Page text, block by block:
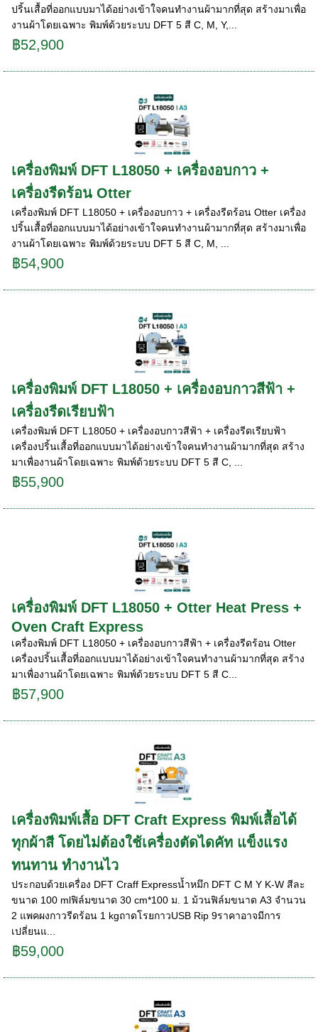
ปริ้นเสื้อที่ออกแบบมาได้อย่างเข้าใจคนทำงานผ้ามากที่สุด สร้างมาเพื่อ
งานผ้าโดยเฉพาะ พิมพ์ด้วยระบบ DFT 5 สี C, M, Y,...
฿52,900
เครื่องพิมพ์ DFT L18050 + เครื่องอบกาว +
เครื่องรีดร้อน Otter
เครื่องพิมพ์ DFT L18050 + เครื่องอบกาว + เครื่องรีดร้อน Otter เครื่อง
ปริ้นเสื้อที่ออกแบบมาได้อย่างเข้าใจคนทำงานผ้ามากที่สุด สร้างมาเพื่อ
งานผ้าโดยเฉพาะ พิมพ์ด้วยระบบ DFT 5 สี C, M, ...
฿54,900
เครื่องพิมพ์ DFT L18050 + เครื่องอบกาวสีฟ้า +
เครื่องรีดเรียบฟ้า
เครื่องพิมพ์ DFT L18050 + เครื่องอบกาวสีฟ้า + เครื่องรีดเรียบฟ้า
เครื่องปริ้นเสื้อที่ออกแบบมาได้อย่างเข้าใจคนทำงานผ้ามากที่สุด สร้าง
มาเพื่องานผ้าโดยเฉพาะ พิมพ์ด้วยระบบ DFT 5 สี C, ...
฿55,900
เครื่องพิมพ์ DFT L18050 + Otter Heat Press +
Oven Craft Express
เครื่องพิมพ์ DFT L18050 + เครื่องอบกาวสีฟ้า + เครื่องรีดร้อน Otter
เครื่องปริ้นเสื้อที่ออกแบบมาได้อย่างเข้าใจคนทำงานผ้ามากที่สุด สร้าง
มาเพื่องานผ้าโดยเฉพาะ พิมพ์ด้วยระบบ DFT 5 สี C...
฿57,900
เครื่องพิมพ์เสื้อ DFT Craft Express พิมพ์เสื้อได้
ทุกผ้าสี โดยไม่ต้องใช้เครื่องตัดไดคัท แข็งแรง
ทนทาน ทำงานไว
ประกอบด้วยเครื่อง DFT Craff Expressน้ำหมึก DFT C M Y K-W สีละ
ขนาด 100 mlฟิล์มขนาด 30 cm*100 ม. 1 ม้วนฟิล์มขนาด A3 จำนวน
2 แพคผงกาวรีดร้อน 1 kgถาดโรยกาวUSB Rip 9ราคาอาจมีการ
เปลี่ยนแ...
฿59,000